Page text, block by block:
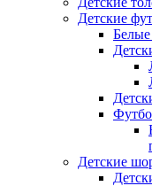
Детские
Детские